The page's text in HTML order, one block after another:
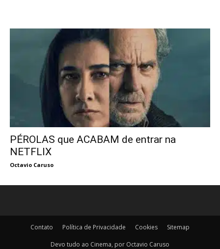
PÉROLAS que ACABAM de entrar na
NETFLIX
Octavio Caruso
Contato Política de Privacidade Cookies Sitemap
Devo tudo ao Cinema, por Octavio Caruso